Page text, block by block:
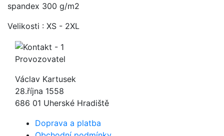
spandex 300 g/m2
Velikosti : XS - 2XL
Provozovatel
Václav Kartusek
28.října 1558
686 01 Uherské Hradiště
Doprava a platba